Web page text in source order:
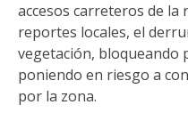
accesos carreteros de la
reportes locales, el
vegetación, bloqueando
poniendo en riesgo a
por la zona.